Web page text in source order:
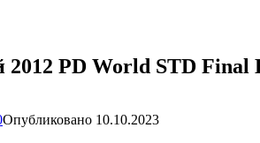
PD World STD
Опубликовано 10.10.2023